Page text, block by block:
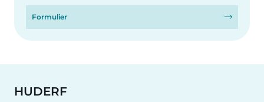
Formulier
HUDERF